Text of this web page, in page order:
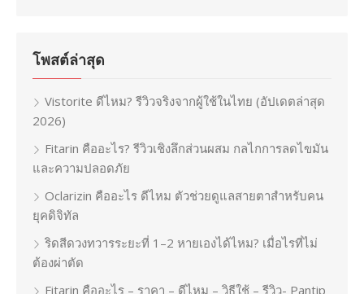
โพสต์ล่าสุด
Vistorite ดีไหม? รีวิวจริงจากผู้ใช้ในไทย (อัปเดตล่าสุด
2026)
Fitarin คืออะไร? รีวิวเชิงลึกส่วนผสม กลไกการลดไขมัน
และความปลอดภัย
Oclarizin คืออะไร ดีไหม ตัวช่วยดูแลสายตาสำหรับคน
ยุคดิจิทัล
ริดสีดวงทวารระยะที่ 1–2 หายเองได้ไหม? เมื่อไรที่ไม่
ต้องผ่าตัด
Fitarin คืออะไร – ราคา – ดีไหม – วิธีใช้ – รีวิว- Pantip